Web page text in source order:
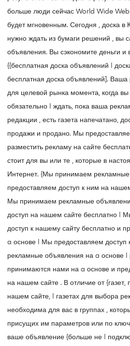
больше люди сейчас World Wide Web
будет мгновенным. Сегодня , доска в
нужно ждать из бумаги решений , вы
объявления. Вы сэкономите деньги
{{бесплатная доска объявлений |
бесплатная доска объявлений]. Ваша
для целевой рынка момента, когда
обязательно | ждать, пока ваша
редакции , есть газета напечатано,
продажи и продано. Мы
разместить рекламу на сайте
стоит для вы или те , которые в
Интернет. {Мы принимаем
предоставляем доступ к ним на
Мы принимаем рекламные
доступ на нашем сайте бесплатно |
доступ к нашему сайту бесплатно и
a основе | Мы предоставляем доступ
рекламные объявления на a основе
принимаются нами на a основе и
на нашем сайте . В отличие от {газет,
нашем сайте, | газетах для выбора
необходима для вас в группах ,
присущих им параметров или по
ваше объявление {больше не |